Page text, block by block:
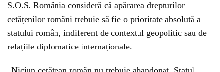
S.O.S. România consideră că apărarea drepturilor
cetățenilor români trebuie să fie o prioritate absolută a
statului român, indiferent de contextul geopolitic sau de
relațiile diplomatice internaționale.
„Niciun cetățean român nu trebuie abandonat. Statul